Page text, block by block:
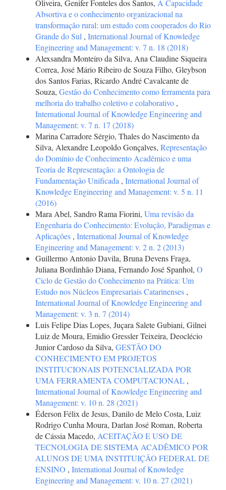
Oliveira, Genifer Fonteles dos Santos, A Capacidade
Absortiva e o conhecimento organizacional na
transformação rural: um estudo com cooperados do Rio
Grande do Sul , International Journal of Knowledge
Engineering and Management: v. 7 n. 18 (2018)
Alexsandra Monteiro da Silva, Ana Claudine Siqueira
Correa, José Mário Ribeiro de Souza Filho, Gleybson
dos Santos Farias, Ricardo André Cavalcante de
Souza, Gestão do Conhecimento como ferramenta para
melhoria do trabalho coletivo e colaborativo ,
International Journal of Knowledge Engineering and
Management: v. 7 n. 17 (2018)
Marina Carradore Sérgio, Thales do Nascimento da
Silva, Alexandre Leopoldo Gonçalves, Representação
do Domínio de Conhecimento Acadêmico e uma
Teoria de Representação: a Ontologia de
Fundamentação Unificada , International Journal of
Knowledge Engineering and Management: v. 5 n. 11
(2016)
Mara Abel, Sandro Rama Fiorini, Uma revisão da
Engenharia do Conhecimento: Evolução, Paradigmas e
Aplicações , International Journal of Knowledge
Engineering and Management: v. 2 n. 2 (2013)
Guillermo Antonio Davila, Bruna Devens Fraga,
Juliana Bordinhão Diana, Fernando José Spanhol, O
Ciclo de Gestão do Conhecimento na Prática: Um
Estudo nos Núcleos Empresariais Catarinenses ,
International Journal of Knowledge Engineering and
Management: v. 3 n. 7 (2014)
Luis Felipe Dias Lopes, Juçara Salete Gubiani, Gilnei
Luiz de Moura, Emidio Gressler Teixeira, Deoclécio
Junior Cardoso da Silva, GESTÃO DO
CONHECIMENTO EM PROJETOS
INSTITUCIONAIS POTENCIALIZADA POR
UMA FERRAMENTA COMPUTACIONAL ,
International Journal of Knowledge Engineering and
Management: v. 10 n. 28 (2021)
Éderson Félix de Jesus, Danilo de Melo Costa, Luiz
Rodrigo Cunha Moura, Darlan José Roman, Roberta
de Cássia Macedo, ACEITAÇÃO E USO DE
TECNOLOGIA DE SISTEMA ACADÊMICO POR
ALUNOS DE UMA INSTITUIÇÃO FEDERAL DE
ENSINO , International Journal of Knowledge
Engineering and Management: v. 10 n. 27 (2021)